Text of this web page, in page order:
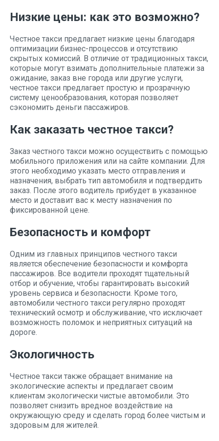
Низкие цены: как это возможно?
Честное такси предлагает низкие цены благодаря
оптимизации бизнес-процессов и отсутствию
скрытых комиссий. В отличие от традиционных такси,
которые могут взимать дополнительные платежи за
ожидание, заказ вне города или другие услуги,
честное такси предлагает простую и прозрачную
систему ценообразования, которая позволяет
сэкономить деньги пассажиров.
Как заказать честное такси?
Заказ честного такси можно осуществить с помощью
мобильного приложения или на сайте компании. Для
этого необходимо указать место отправления и
назначения, выбрать тип автомобиля и подтвердить
заказ. После этого водитель прибудет в указанное
место и доставит вас к месту назначения по
фиксированной цене.
Безопасность и комфорт
Одним из главных принципов честного такси
является обеспечение безопасности и комфорта
пассажиров. Все водители проходят тщательный
отбор и обучение, чтобы гарантировать высокий
уровень сервиса и безопасности. Кроме того,
автомобили честного такси регулярно проходят
технический осмотр и обслуживание, что исключает
возможность поломок и неприятных ситуаций на
дороге.
Экологичность
Честное такси также обращает внимание на
экологические аспекты и предлагает своим
клиентам экологически чистые автомобили. Это
позволяет снизить вредное воздействие на
окружающую среду и сделать город более чистым и
здоровым для жителей.